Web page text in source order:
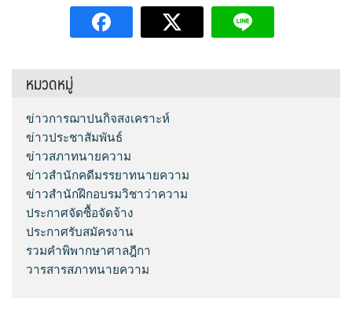
หมวดหมู่
ข่าวการฌาปนกิจสงเคราะห์
ข่าวประชาสัมพันธ์
ข่าวสภาทนายความ
ข่าวสำนักคดีมรรยาทนายความ
ข่าวสำนักฝึกอบรมวิชาว่าความ
ประกาศจัดซื้อจัดจ้าง
ประกาศรับสมัครงาน
รวมคำพิพากษาศาลฎีกา
วารสารสภาทนายความ